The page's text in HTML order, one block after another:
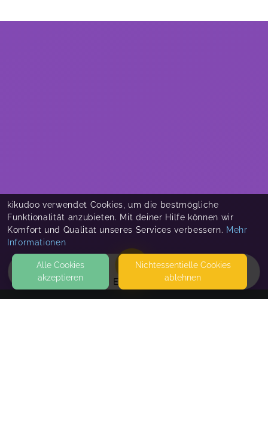
EVENTS
kikudoo verwendet Cookies, um die bestmögliche
Funktionalität anzubieten. Mit deiner Hilfe können wir
Komfort und Qualität unseres Services verbessern. Mehr
Informationen
Alle Cookies
akzeptieren
Nicht­essentielle Cookies
ablehnen